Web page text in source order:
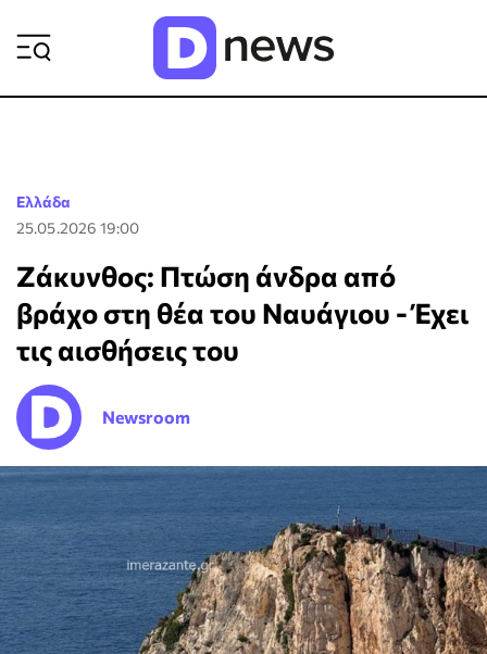
Ελλάδα
25.05.2026 19:00
Ζάκυνθος: Πτώση άνδρα από
βράχο στη θέα του Ναυάγιου - Έχει
τις αισθήσεις του
Newsroom